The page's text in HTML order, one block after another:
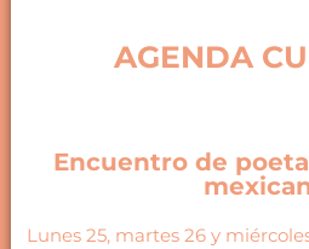
AGENDA
Encuentro de
Lunes 25, martes 26 y